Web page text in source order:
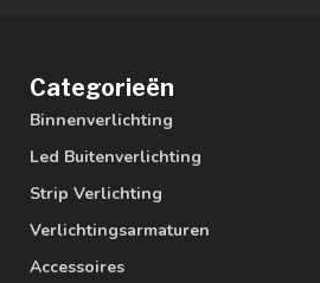
Categorieën
Binnenverlichting
Led Buitenverlichting
Strip Verlichting
Verlichtingsarmaturen
Accessoires